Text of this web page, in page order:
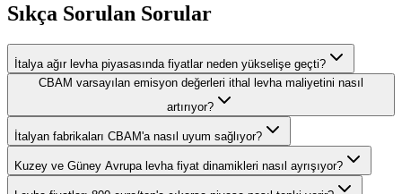
Sıkça Sorulan Sorular
İtalya ağır levha piyasasında fiyatlar neden yükselişe geçti?
CBAM varsayılan emisyon değerleri ithal levha maliyetini nasıl
artırıyor?
İtalyan fabrikaları CBAM'a nasıl uyum sağlıyor?
Kuzey ve Güney Avrupa levha fiyat dinamikleri nasıl ayrışıyor?